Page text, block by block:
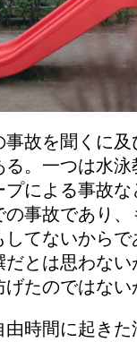
故を聞くに及
る。一つは水
プによる事故
の事故であり
てないから
とは思わない
たのではない
時間に起きた